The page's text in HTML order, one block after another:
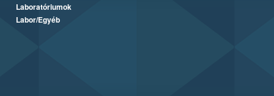
Laboratóriumok
Labor/Egyéb